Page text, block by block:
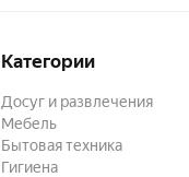
Категории
Досуг и развлечения
Мебель
Бытовая техника
Гигиена